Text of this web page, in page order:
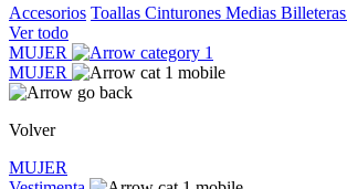
Accesorios Toallas Cinturones Medias Billeteras
Ver todo
MUJER
MUJER
Volver
MUJER